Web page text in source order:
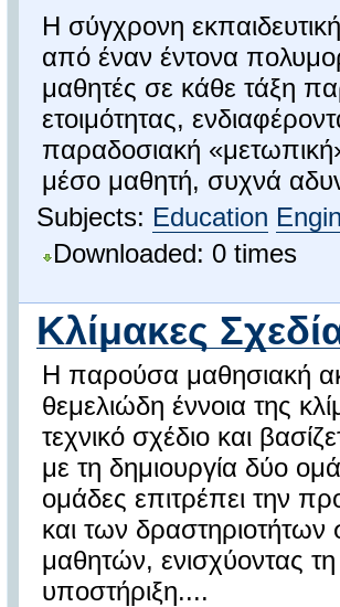
Η σύγχρονη
από έναν έντονα
μαθητές σε κάθε τάξη
ετοιμότητας,
παραδοσιακή
μέσο μαθητή, συχνά
Subjects: Education
Downloaded: 0 times
Κλίμακες
Η παρούσα μαθησιακή
θεμελιώδη έννοια της
τεχνικό σχέδιο και
με τη δημιουργία δύο
ομάδες επιτρέπει την
και των δραστηριοτήτων
μαθητών, ενισχύοντας
υποστήριξη....